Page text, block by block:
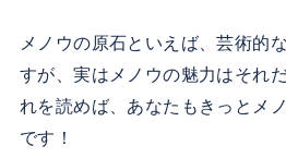
メノウの原石といえば、芸術的
すが、実はメノウの魅力はそれ
れを読めば、あなたもきっとメ
です！